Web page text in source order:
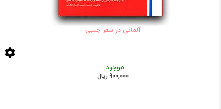
آلمانی در سفر جیبی
موجود
900,000 ریال